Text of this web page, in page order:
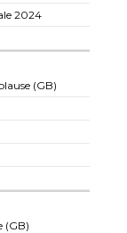
2024
(GB)
(GB)